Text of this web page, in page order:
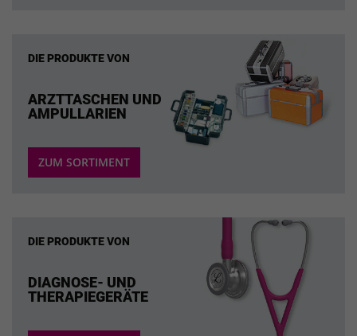
DIE PRODUKTE VON
ARZTTASCHEN UND
AMPULLARIEN
ZUM SORTIMENT
DIE PRODUKTE VON
DIAGNOSE- UND
THERAPIEGERÄTE